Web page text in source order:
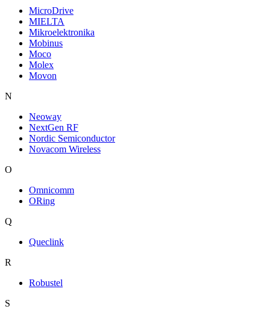
MicroDrive
MIELTA
Mikroelektronika
Mobinus
Moco
Molex
Movon
N
Neoway
NextGen RF
Nordic Semiconductor
Novacom Wireless
O
Omnicomm
ORing
Q
Queclink
R
Robustel
S